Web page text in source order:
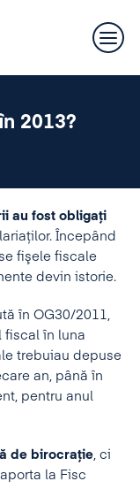
2013?
au fost obligaţi
Începând
fişele fiscale
devin istorie.
în OG30/2011,
fiscal în luna
trebuiau depuse
an, până în
pentru anul
de birocraţie, ci
la Fisc